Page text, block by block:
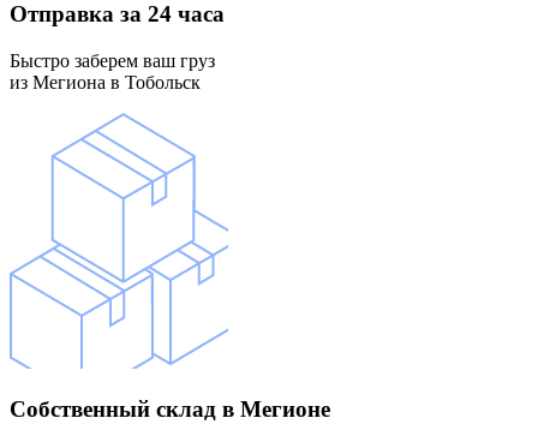
Отправка за 24 часа
Быстро заберем ваш груз
из Мегиона в Тобольск
Собственный склад в Мегионе